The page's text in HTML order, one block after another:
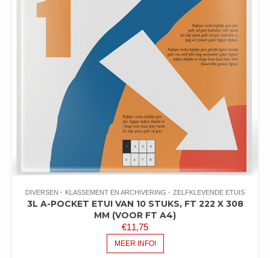
DIVERSEN KLASSEMENT EN ARCHIVERING ZELFKLEVENDE ETUIS
3L A-POCKET ETUI VAN 10 STUKS, FT 222 X 308
MM (VOOR FT A4)
€11,75
MEER INFO!